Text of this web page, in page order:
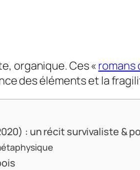
organique. Ces «romans
des éléments et la
: un récit survivaliste &